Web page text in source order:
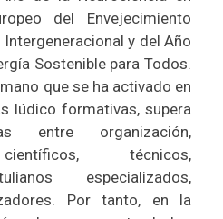
del Envejecimiento
y del Año
Sostenible para Todos.
que se ha activado en
lúdico formativas, supera
entre organización,
técnicos,
especializados,
Por tanto, en la